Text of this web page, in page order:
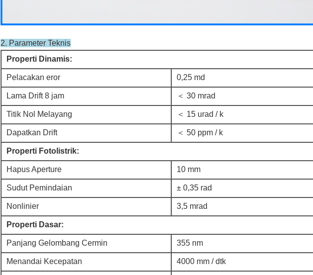
2. Parameter Teknis
Properti Dinamis:
Pelacakan eror 0,25 md
Lama Drift 8 jam ＜ 30 mrad
Titik Nol Melayang ＜ 15 urad / k
Dapatkan Drift ＜ 50 ppm / k
Properti Fotolistrik:
Hapus Aperture 10 mm
Sudut Pemindaian ± 0,35 rad
Nonlinier 3,5 mrad
Properti Dasar:
Panjang Gelombang Cermin 355 nm
Menandai Kecepatan 4000 mm / dtk